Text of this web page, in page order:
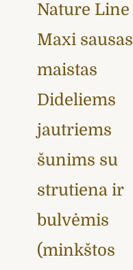
Nature Line
Maxi sausas
maistas
Dideliems
jautriems
šunims su
strutiena ir
bulvėmis
(minkštos